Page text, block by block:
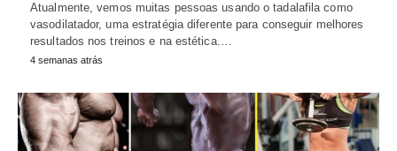
Atualmente, vemos muitas pessoas usando o tadalafila como
vasodilatador, uma estratégia diferente para conseguir melhores
resultados nos treinos e na estética.…
4 semanas atrás